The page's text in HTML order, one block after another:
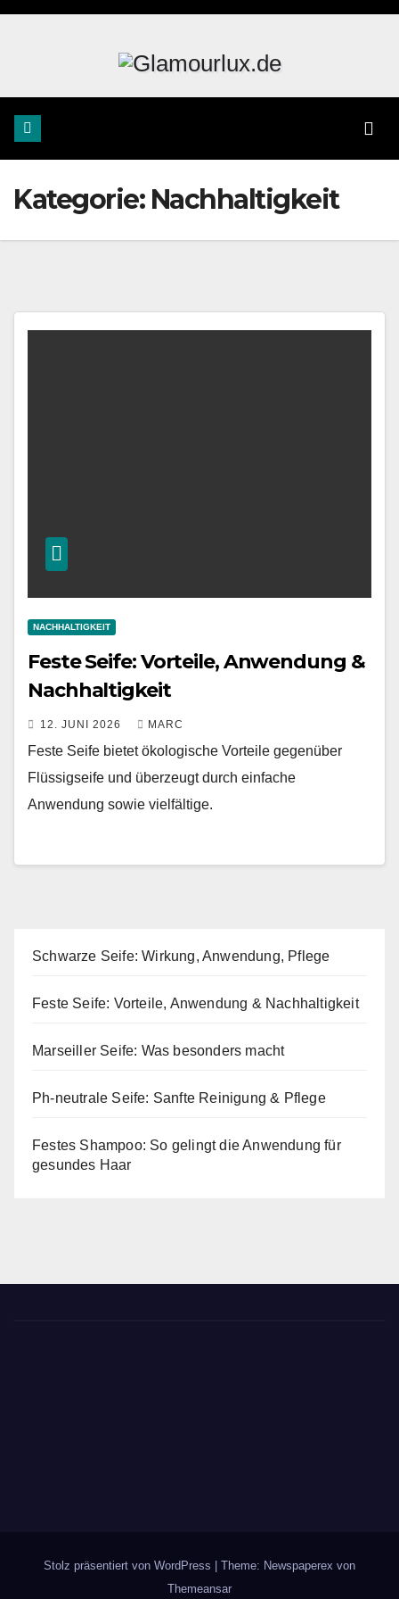
Zum
Kategorie: Nachhaltigkeit
NACHHALTIGKEIT
Feste Seife: Vorteile, Anwendung &
Nachhaltigkeit
12. JUNI 2026 MARC
Feste Seife bietet ökologische Vorteile gegenüber
Flüssigseife und überzeugt durch einfache
Anwendung sowie vielfältige.
Schwarze Seife: Wirkung, Anwendung, Pflege
Feste Seife: Vorteile, Anwendung & Nachhaltigkeit
Marseiller Seife: Was besonders macht
Ph-neutrale Seife: Sanfte Reinigung & Pflege
Festes Shampoo: So gelingt die Anwendung für
gesundes Haar
Stolz präsentiert von WordPress
Theme: Newspaperex von
Themeansar